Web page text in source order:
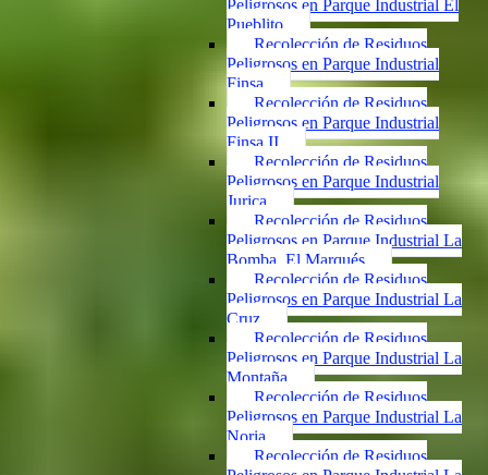
Peligrosos en Parque Industrial El
Pueblito
Recolección de Residuos
Peligrosos en Parque Industrial
Finsa
Recolección de Residuos
Peligrosos en Parque Industrial
Finsa II
Recolección de Residuos
Peligrosos en Parque Industrial
Jurica
Recolección de Residuos
Peligrosos en Parque Industrial La
Bomba, El Marqués
Recolección de Residuos
Peligrosos en Parque Industrial La
Cruz
Recolección de Residuos
Peligrosos en Parque Industrial La
Montaña
Recolección de Residuos
Peligrosos en Parque Industrial La
Noria
Recolección de Residuos